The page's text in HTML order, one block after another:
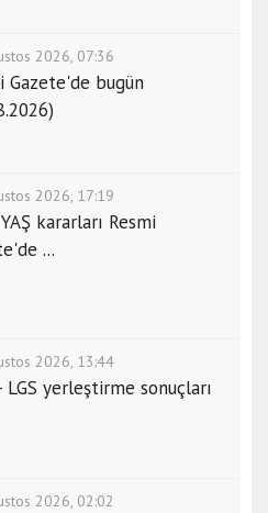
2026, 07:36
Gazete'de bugün
2026, 17:19
kararları Resmi
...
2026, 13:44
LGS yerleştirme sonuçları
2026, 02:02